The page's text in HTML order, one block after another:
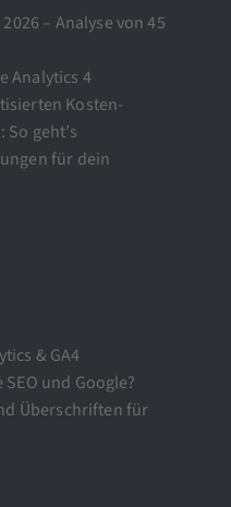
– Analyse von 45
Analytics 4
Kosten-
geht’s
für dein
& GA4
und Google?
Überschriften für